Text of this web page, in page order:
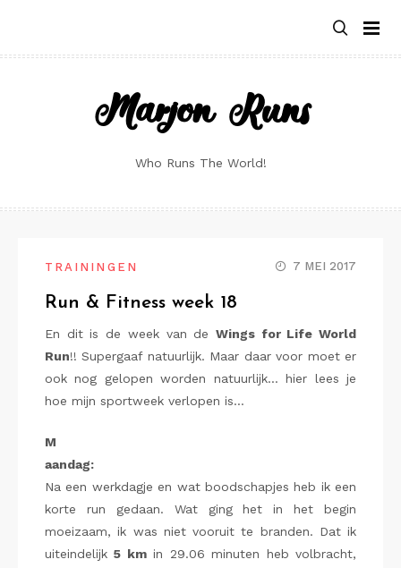
content
Marjon Runs
Who Runs The World!
TRAININGEN 7 MEI 2017
Run & Fitness week 18
En dit is de week van de Wings for Life World
Run!! Supergaaf natuurlijk. Maar daar voor moet er
ook nog gelopen worden natuurlijk… hier lees je
hoe mijn sportweek verlopen is…
M
aandag:
Na een werkdagje en wat boodschapjes heb ik een
korte run gedaan. Wat ging het in het begin
moeizaam, ik was niet vooruit te branden. Dat ik
uiteindelijk5 kmin 29.06 minuten heb volbracht,